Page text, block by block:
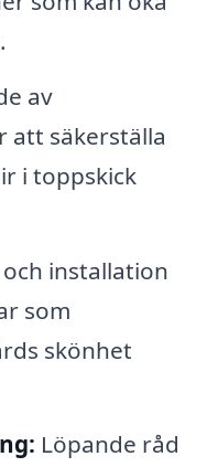
av
att säkerställa
i toppskick
installation
som
skönhet
Löpande råd